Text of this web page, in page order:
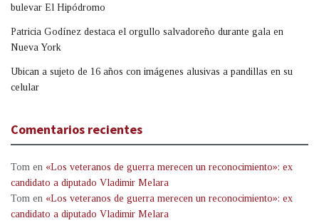
bulevar El Hipódromo
Patricia Godínez destaca el orgullo salvadoreño durante gala en
Nueva York
Ubican a sujeto de 16 años con imágenes alusivas a pandillas en su
celular
Comentarios recientes
Tom en «Los veteranos de guerra merecen un reconocimiento»: ex
candidato a diputado Vladimir Melara
Tom en «Los veteranos de guerra merecen un reconocimiento»: ex
candidato a diputado Vladimir Melara